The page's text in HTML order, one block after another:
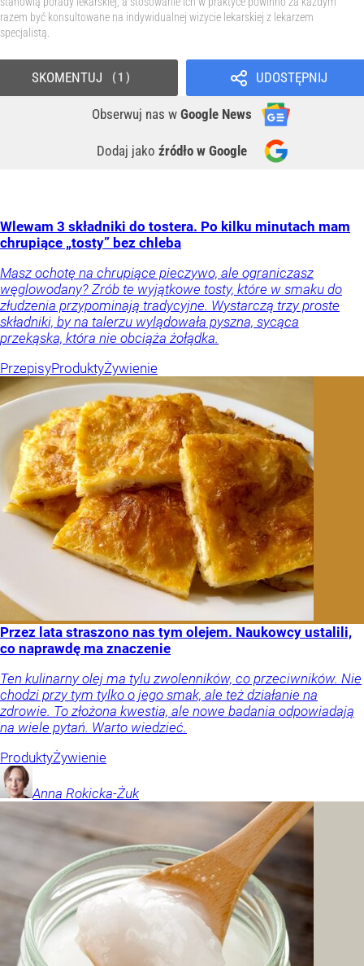
razem być konsultowane na indywidualnej wizycie lekarskiej z lekarzem
specjalistą.
UDOSTĘPNIJ
Obserwuj nas w Google News
Dodaj jako źródło w Google
SKOMENTUJ 1
Wlewam 3 składniki do tostera. Po kilku minutach mam
chrupiące „tosty” bez chleba
Masz ochotę na chrupiące pieczywo, ale ograniczasz
węglowodany? Zrób te wyjątkowe tosty, które w smaku do
złudzenia przypominają tradycyjne. Wystarczą trzy proste
składniki, by na talerzu wylądowała pyszna, sycąca
przekąska, która nie obciąża żołądka.
PrzepisyProduktyŻywienie
Przez lata straszono nas tym olejem. Naukowcy ustalili,
co naprawdę ma znaczenie
Ten kulinarny olej ma tylu zwolenników, co przeciwników. Nie
chodzi przy tym tylko o jego smak, ale też działanie na
zdrowie. To złożona kwestia, ale nowe badania odpowiadają
na wiele pytań. Warto wiedzieć.
ProduktyŻywienie
Anna Rokicka-Żuk